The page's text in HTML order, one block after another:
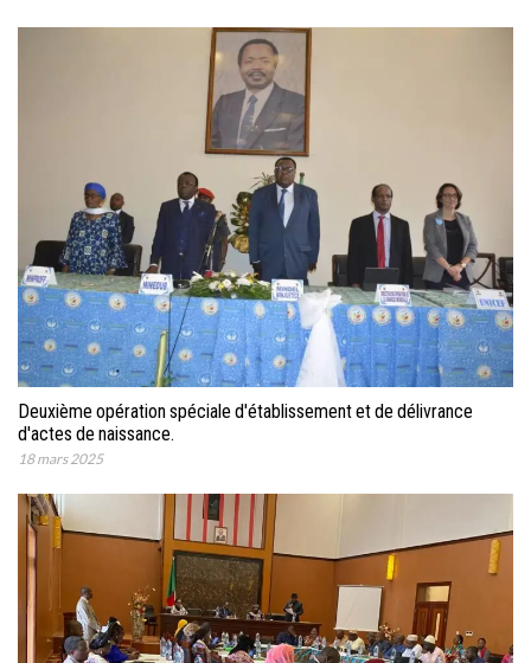
Deuxième opération spéciale d'établissement et de délivrance
d'actes de naissance.
18 mars 2025